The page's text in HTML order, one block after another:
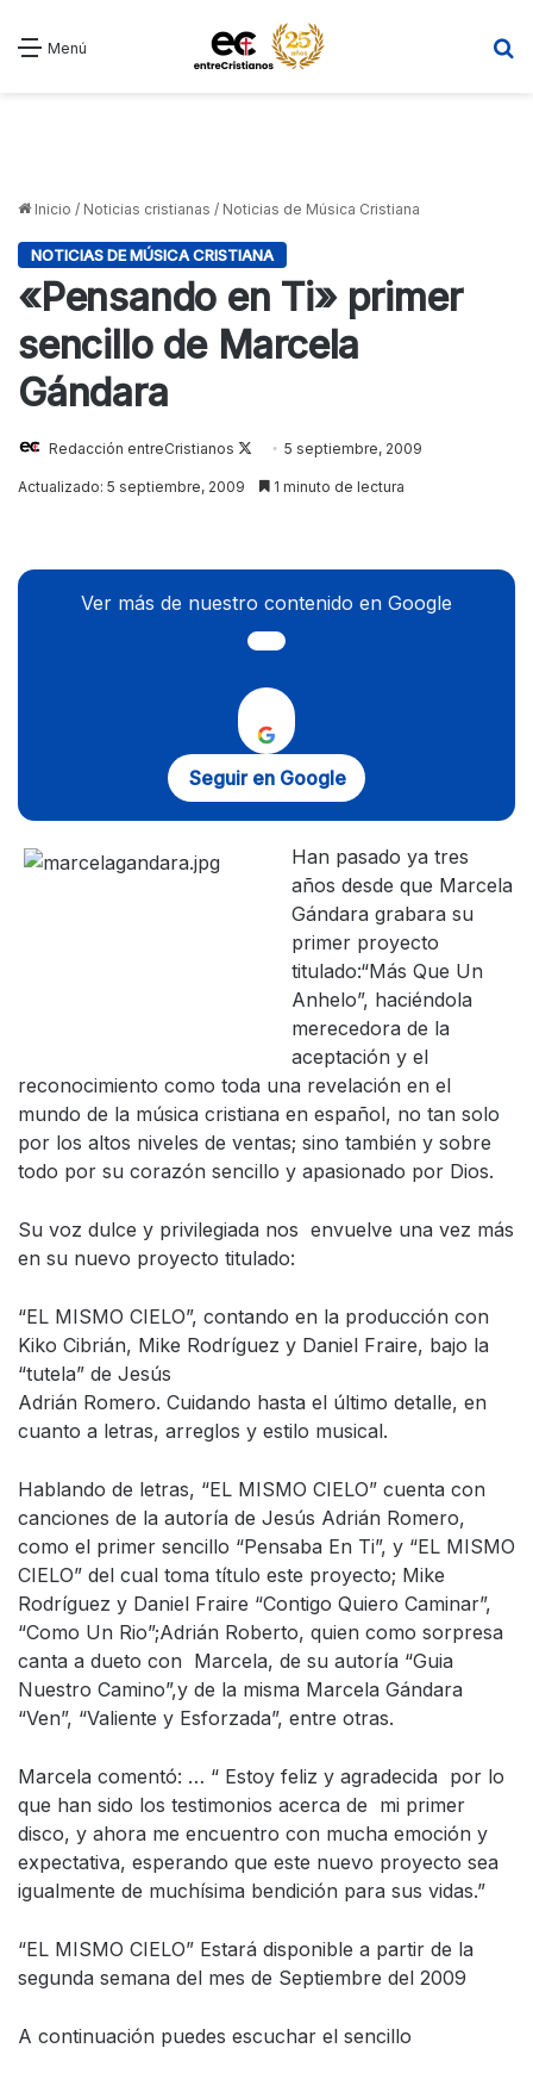
Menú
Inicio / Noticias cristianas / Noticias de Música Cristiana
NOTICIAS DE MÚSICA CRISTIANA
«Pensando en Ti» primer
sencillo de Marcela
Gándara
Redacción entreCristianos
Follow
on
5 septiembre, 2009
Actualizado: 5 septiembre, 2009 1 minuto de lectura
Ver más de nuestro contenido en Google
Seguir en Google
Han pasado ya tres
años desde que Marcela
Gándara grabara su
primer proyecto
titulado:“Más Que Un
Anhelo”, haciéndola
merecedora de la
aceptación y el
reconocimiento como toda una revelación en el
mundo de la música cristiana en español, no tan solo
por los altos niveles de ventas; sino también y sobre
todo por su corazón sencillo y apasionado por Dios.
Su voz dulce y privilegiada nos envuelve una vez más
en su nuevo proyecto titulado:
“EL MISMO CIELO”, contando en la producción con
Kiko Cibrián, Mike Rodríguez y Daniel Fraire, bajo la
“tutela” de Jesús
Adrián Romero. Cuidando hasta el último detalle, en
cuanto a letras, arreglos y estilo musical.
Hablando de letras, “EL MISMO CIELO” cuenta con
canciones de la autoría de Jesús Adrián Romero,
como el primer sencillo “Pensaba En Ti”, y “EL MISMO
CIELO” del cual toma título este proyecto; Mike
Rodríguez y Daniel Fraire “Contigo Quiero Caminar”,
“Como Un Rio”;Adrián Roberto, quien como sorpresa
canta a dueto con Marcela, de su autoría “Guia
Nuestro Camino”,y de la misma Marcela Gándara
“Ven”, “Valiente y Esforzada”, entre otras.
Marcela comentó: … “ Estoy feliz y agradecida por lo
que han sido los testimonios acerca de mi primer
disco, y ahora me encuentro con mucha emoción y
expectativa, esperando que este nuevo proyecto sea
igualmente de muchísima bendición para sus vidas.”
“EL MISMO CIELO” Estará disponible a partir de la
segunda semana del mes de Septiembre del 2009
A continuación puedes escuchar el sencillo